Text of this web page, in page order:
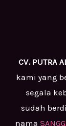
CV. PUTRA
kami yang
segala
sudah
nama